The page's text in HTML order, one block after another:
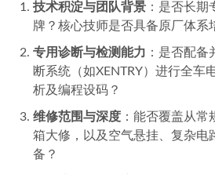
技术积淀与团队背景 ：是否长
牌？核心技师是否具备原厂体系
专用诊断与检测能力 ：是否配
断系统（如XENTRY）进行全车
析及编程设码？
维修范围与深度 ：能否覆盖从
箱大修，以及空气悬挂、复杂电
备？